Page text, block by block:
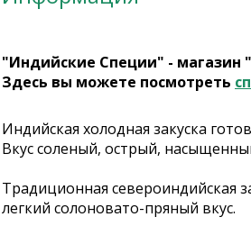
"Индийские Специи" - магазин
Здесь вы можете посмотреть
Индийская холодная закуска
Вкус соленый, острый,
Традиционная североиндийская
легкий солоновато-пряный вкус.